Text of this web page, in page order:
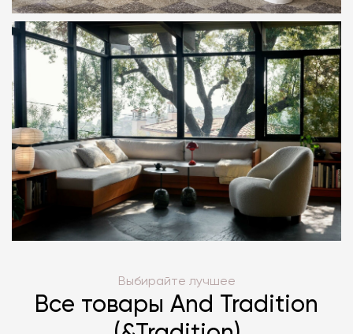
Выбирайте лучшее
Все товары And Tradition